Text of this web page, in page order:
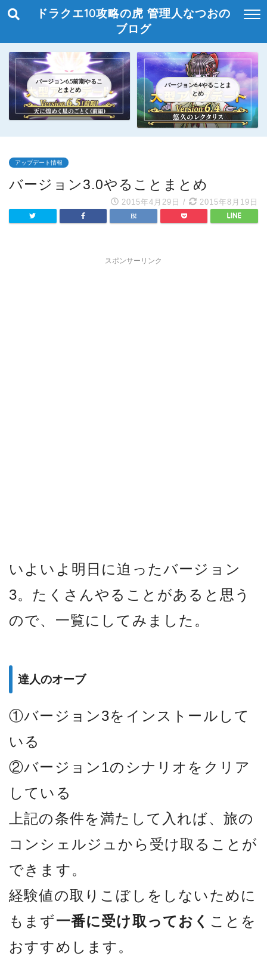
ドラクエ10攻略の虎 管理人なつおの
ブログ
バージョン6.5前期やるこ
とまとめ
バージョン6.4やることま
とめ
アップデート情報
バージョン3.0やることまとめ
2015年4月29日 / 2015年8月19日
スポンサーリンク
いよいよ明日に迫ったバージョン
3。たくさんやることがあると思う
ので、一覧にしてみました。
達人のオーブ
①バージョン3をインストールして
いる
②バージョン1のシナリオをクリア
している
上記の条件を満たして入れば、旅の
コンシェルジュから受け取ることが
できます。
経験値の取りこぼしをしないために
もまず一番に受け取っておく ことを
おすすめします。